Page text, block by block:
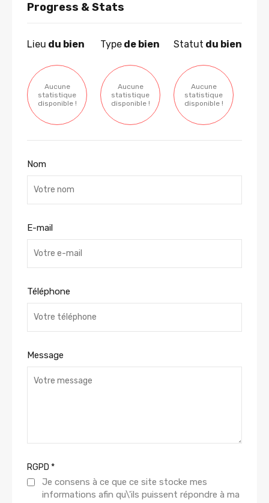
Progress & Stats
Lieu du bien
Aucune
statistique
disponible !
Type de bien
Aucune
statistique
disponible !
Statut du bien
Aucune
statistique
disponible !
Nom
E-mail
Téléphone
Message
RGPD *
Je consens à ce que ce site stocke mes
informations afin qu\'ils puissent répondre à ma